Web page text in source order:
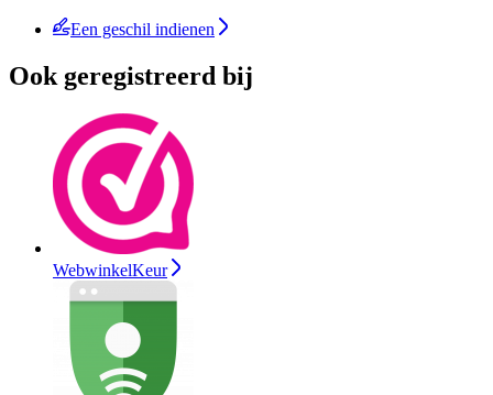
Een geschil indienen
Ook geregistreerd bij
WebwinkelKeur